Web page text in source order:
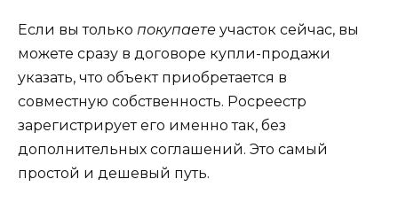
Если вы только покупаете участок сейчас, вы
можете сразу в договоре купли-продажи
указать, что объект приобретается в
совместную собственность. Росреестр
зарегистрирует его именно так, без
дополнительных соглашений. Это самый
простой и дешевый путь.